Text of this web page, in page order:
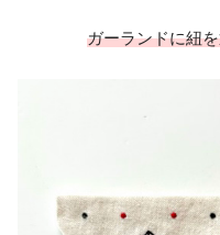
ガーランドに紐